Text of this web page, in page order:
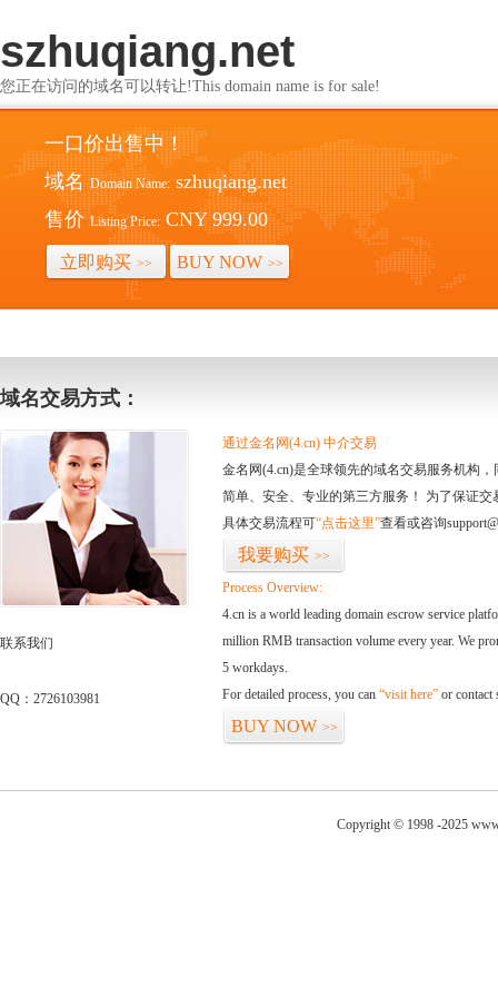
szhuqiang.net
您正在访问的域名可以转让!This domain name is for sale!
一口价出售中！
域名 Domain Name: szhuqiang.net
售价 Listing Price: CNY 999.00
立即购买 >> BUY NOW >>
域名交易方式：
联系我们
QQ：2726103981
通过金名网(4.cn) 中介交易
金名网(4.cn)是全球领先的域名交易服务机构
简单、安全、专业的第三方服务！ 为了保证
具体交易流程可“点击这里”查看或咨询
我要购买 >>
Process Overview:
4.cn is a world leading domain escrow service
million RMB transaction volume every year. We
5 workdays.
For detailed process, you can “visit here” or contact
BUY NOW >>
Copyright © 1998 -2025